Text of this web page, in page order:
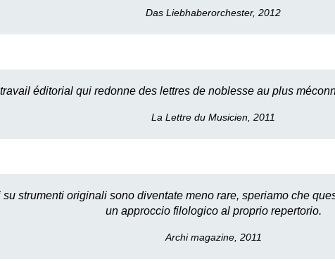
Das Liebhaberorchester, 2012
éditorial qui redonne des lettres de noblesse au plus
La Lettre du Musicien, 2011
strumenti originali sono diventate meno rare, speriamo che
un approccio filologico al proprio repertorio.
Archi magazine, 2011